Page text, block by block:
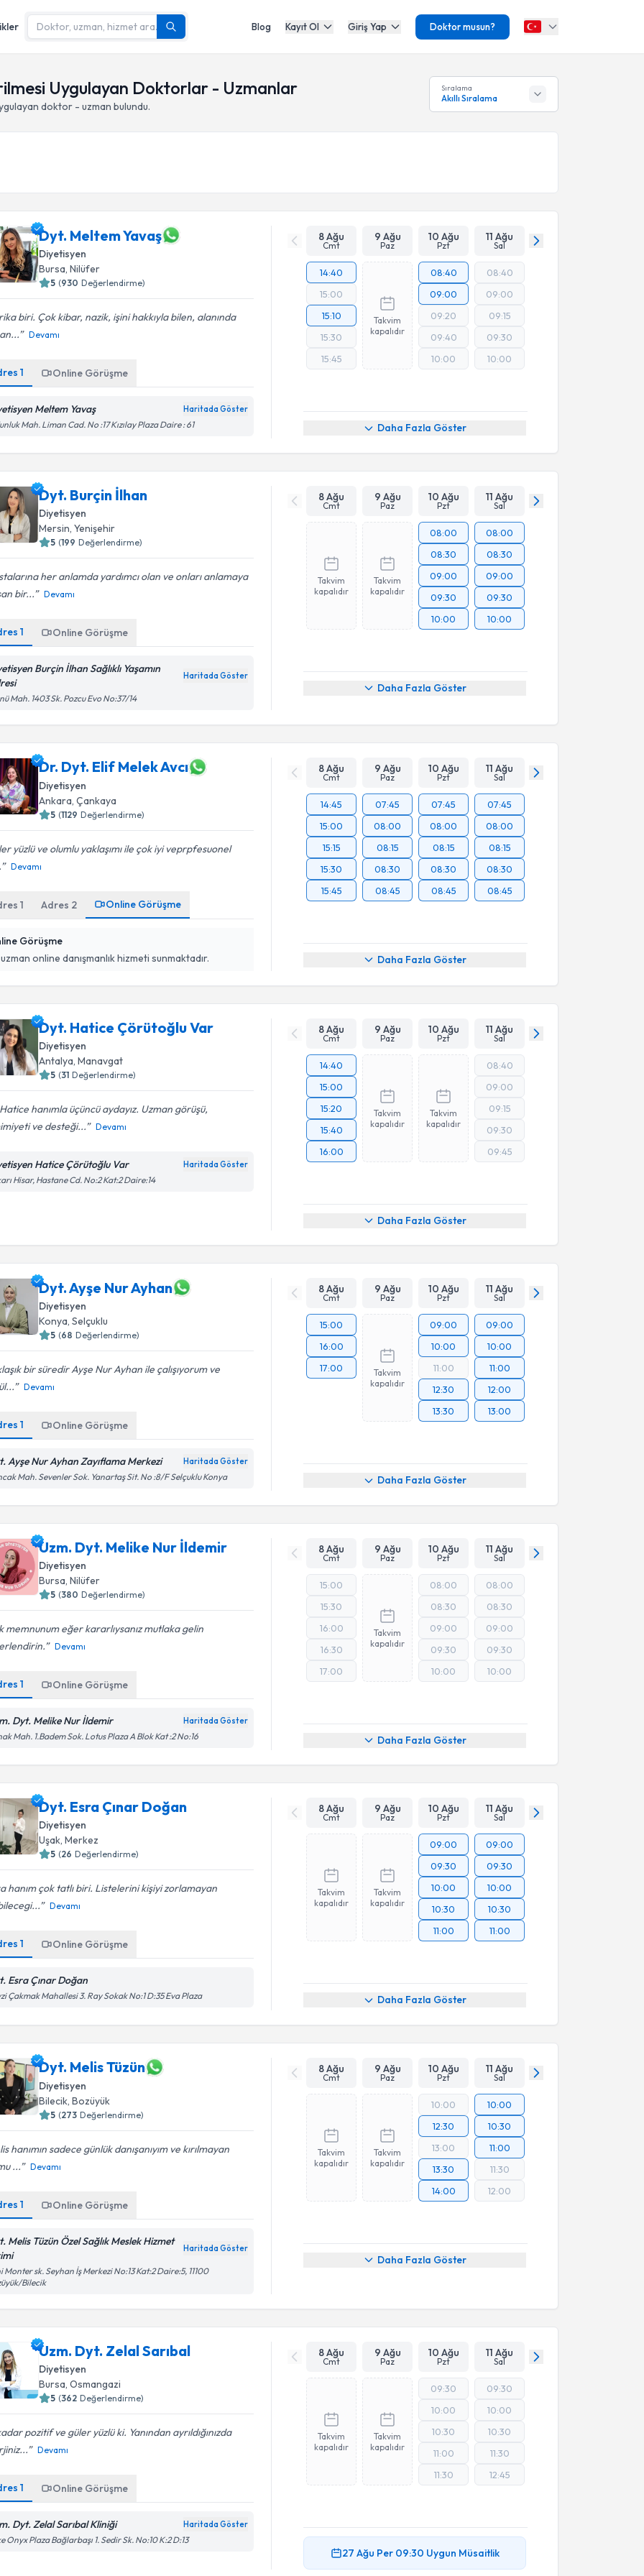
Blog Kayıt Ol Giriş Yap Doktor musun?
Uygulayan Doktorlar - Uzmanlar
doktor - uzman bulundu.
Sıralama
Akıllı Sıralama
Dyt. Meltem Yavaş
Diyetisyen
Bursa,Nilüfer
5 (930 Değerlendirme)
biri. Çok kibar, nazik, işini hakkıyla bilen, alanında
Devamı
1 Online Görüşme
Meltem Yavaş Haritada Göster
Mah. Liman Cad. No :17 Kızılay Plaza Daire : 61
8 Ağu
Cmt
9 Ağu
Paz
10 Ağu
Pzt
11 Ağu
Sal
14:40
15:00
15:10
15:30
15:45
Takvim
kapalıdır
08:40
09:00
09:20
09:40
10:00
08:40
09:00
09:15
09:30
10:00
Daha Fazla Göster
Dyt. Burçin İlhan
Diyetisyen
Mersin ,Yenişehir
5 (199 Değerlendirme)
her anlamda yardımcı olan ve onları anlamaya
bir...
Devamı
1 Online Görüşme
Burçin İlhan Sağlıklı Yaşamın
Haritada Göster
Mah. 1403 Sk. Pozcu Evo No:37/14
8 Ağu
Cmt
9 Ağu
Paz
10 Ağu
Pzt
11 Ağu
Sal
Takvim
kapalıdır
Takvim
kapalıdır
08:00
08:30
09:00
09:30
10:00
08:00
08:30
09:00
09:30
10:00
Daha Fazla Göster
Dr. Dyt. Elif Melek Avcı
Diyetisyen
Ankara ,Çankaya
5 (1129 Değerlendirme)
yüzlü ve olumlu yaklaşımı ile çok iyi veprpfesuonel
Devamı
1 Adres 2 Online Görüşme
Görüşme
online danışmanlık hizmeti sunmaktadır.
8 Ağu
Cmt
9 Ağu
Paz
10 Ağu
Pzt
11 Ağu
Sal
14:45
15:00
15:15
15:30
15:45
07:45
08:00
08:15
08:30
08:45
07:45
08:00
08:15
08:30
08:45
07:45
08:00
08:15
08:30
08:45
Daha Fazla Göster
Dyt. Hatice Çörütoğlu Var
Diyetisyen
Antalya ,Manavgat
5 (31 Değerlendirme)
hanımla üçüncü aydayız. Uzman görüşü,
ve desteği...
Devamı
Hatice Çörütoğlu Var Haritada Göster
Hisar, Hastane Cd. No:2 Kat:2 Daire:14
8 Ağu
Cmt
9 Ağu
Paz
10 Ağu
Pzt
11 Ağu
Sal
14:40
15:00
15:20
15:40
16:00
Takvim
kapalıdır
Takvim
kapalıdır
08:40
09:00
09:15
09:30
09:45
Daha Fazla Göster
Dyt. Ayşe Nur Ayhan
Diyetisyen
Konya,Selçuklu
5 (68 Değerlendirme)
bir süredir Ayşe Nur Ayhan ile çalışıyorum ve
Devamı
1 Online Görüşme
Ayşe Nur Ayhan Zayıflama Merkezi Haritada Göster
Mah. Sevenler Sok. Yanartaş Sit. No :8/F Selçuklu Konya
8 Ağu
Cmt
9 Ağu
Paz
10 Ağu
Pzt
11 Ağu
Sal
15:00
16:00
17:00
Takvim
kapalıdır
09:00
10:00
11:00
12:30
13:30
09:00
10:00
11:00
12:00
13:00
Daha Fazla Göster
Uzm. Dyt. Melike Nur İldemir
Diyetisyen
Bursa ,Nilüfer
5 (380 Değerlendirme)
memnunum eğer kararlıysanız mutlaka gelin
Devamı
1 Online Görüşme
Dyt. Melike Nur İldemir Haritada Göster
Mah. 1.Badem Sok. Lotus Plaza A Blok Kat :2 No:16
8 Ağu
Cmt
9 Ağu
Paz
10 Ağu
Pzt
11 Ağu
Sal
15:00
15:30
16:00
16:30
17:00
Takvim
kapalıdır
08:00
08:30
09:00
09:30
10:00
08:00
08:30
09:00
09:30
10:00
Daha Fazla Göster
Dyt. Esra Çınar Doğan
Diyetisyen
Uşak,Merkez
5 (26 Değerlendirme)
hanım çok tatlı biri. Listelerini kişiyi zorlamayan
Devamı
1 Online Görüşme
Esra Çınar Doğan
Çakmak Mahallesi 3. Ray Sokak No:1 D:35 Eva Plaza
8 Ağu
Cmt
9 Ağu
Paz
10 Ağu
Pzt
11 Ağu
Sal
Takvim
kapalıdır
Takvim
kapalıdır
09:00
09:30
10:00
10:30
11:00
09:00
09:30
10:00
10:30
11:00
Daha Fazla Göster
Dyt. Melis Tüzün
Diyetisyen
Bilecik ,Bozüyük
5 (273 Değerlendirme)
hanımın sadece günlük danışanıyım ve kırılmayan
...
Devamı
1 Online Görüşme
Melis Tüzün Özel Sağlık Meslek Hizmet
Haritada Göster
Monter sk. Seyhan İş Merkezi No:13 Kat:2 Daire:5, 11100
Bilecik
8 Ağu
Cmt
9 Ağu
Paz
10 Ağu
Pzt
11 Ağu
Sal
Takvim
kapalıdır
Takvim
kapalıdır
10:00
12:30
13:00
13:30
14:00
10:00
10:30
11:00
11:30
12:00
Daha Fazla Göster
Uzm. Dyt. Zelal Sarıbal
Diyetisyen
Bursa ,Osmangazi
5 (362 Değerlendirme)
pozitif ve güler yüzlü ki. Yanından ayrıldığınızda
Devamı
1 Online Görüşme
Dyt. Zelal Sarıbal Kliniği Haritada Göster
Onyx Plaza Bağlarbaşı 1. Sedir Sk. No:10 K:2 D:13
8 Ağu
Cmt
9 Ağu
Paz
10 Ağu
Pzt
11 Ağu
Sal
Takvim
kapalıdır
Takvim
kapalıdır
09:30
10:00
10:30
11:00
11:30
09:30
10:00
10:30
11:30
12:45
27 Ağu Per 09:30 Uygun Müsaitlik